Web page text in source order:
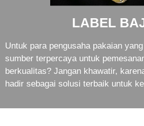
LABEL
Untuk para pengusaha pakaian
sumber terpercaya untuk
berkualitas? Jangan khawatir,
hadir sebagai solusi terbaik untuk